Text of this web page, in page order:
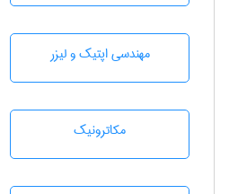
مهندسی اپتیک و لیزر
مکاترونیک